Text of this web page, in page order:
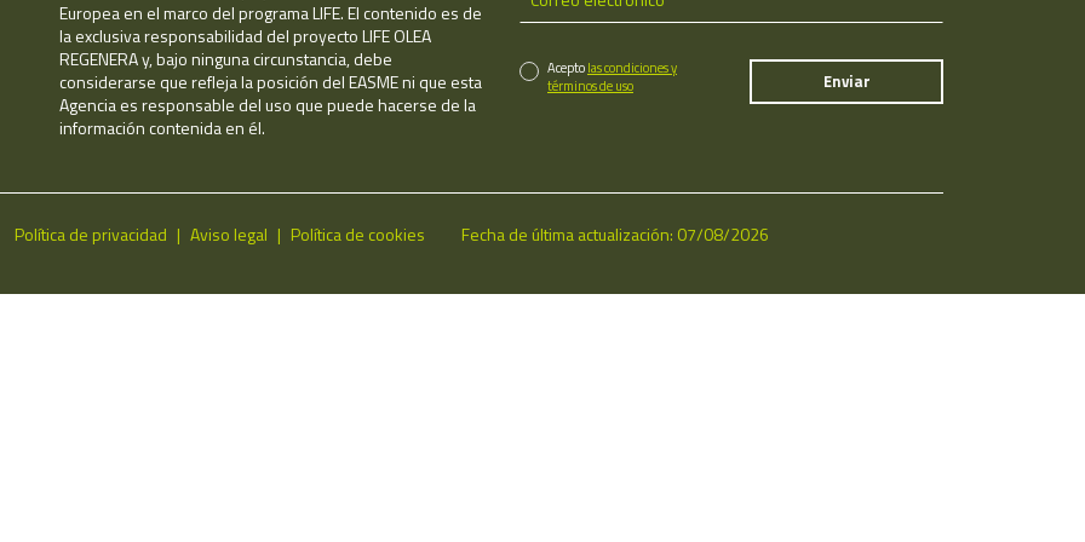
Europea en el marco del programa LIFE. El contenido es de
la exclusiva responsabilidad del proyecto LIFE OLEA
REGENERA y, bajo ninguna circunstancia, debe
considerarse que refleja la posición del EASME ni que esta
Agencia es responsable del uso que puede hacerse de la
información contenida en él.
Aceptolas condiciones y
términos de uso
Política de privacidad Aviso legal Política de cookies Fecha de última actualización: 07/08/2026